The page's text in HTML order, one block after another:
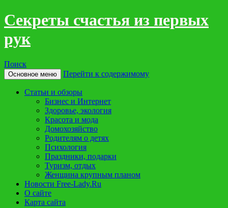
Cекреты счастья из первых
рук
Поиск
Основное меню Перейти к содержимому
Статьи и обзоры
Бизнес и Интернет
Здоровье, экология
Красота и мода
Домохозяйство
Родителям о детях
Психология
Праздники, подарки
Туризм, отдых
Женщина крупным планом
Новости Free-Lady.Ru
O сайте
Карта сайта